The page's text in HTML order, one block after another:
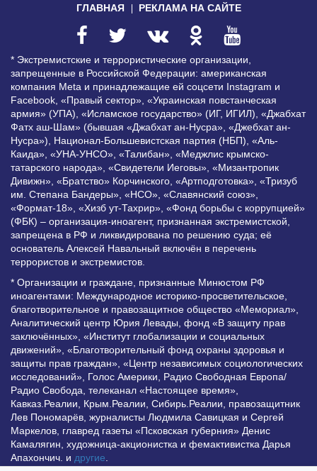
ГЛАВНАЯ РЕКЛАМА НА САЙТЕ
* Экстремистские и террористические организации,
запрещенные в Российской Федерации: американская
компания Meta и принадлежащие ей соцсети Instagram и
Facebook, «Правый сектор», «Украинская повстанческая
армия» (УПА), «Исламское государство» (ИГ, ИГИЛ), «Джабхат
Фатх аш-Шам» (бывшая «Джабхат ан-Нусра», «Джебхат ан-
Нусра»), Национал-Большевистская партия (НБП), «Аль-
Каида», «УНА-УНСО», «Талибан», «Меджлис крымско-
татарского народа», «Свидетели Иеговы», «Мизантропик
Дивижн», «Братство» Корчинского, «Артподготовка», «Тризуб
им. Степана Бандеры», «НСО», «Славянский союз»,
«Формат-18», «Хизб ут-Тахрир», «Фонд борьбы с коррупцией»
(ФБК) – организация-иноагент, признанная экстремистской,
запрещена в РФ и ликвидирована по решению суда; её
основатель Алексей Навальный включён в перечень
террористов и экстремистов.
* Организации и граждане, признанные Минюстом РФ
иноагентами: Международное историко-просветительское,
благотворительное и правозащитное общество «Мемориал»,
Аналитический центр Юрия Левады, фонд «В защиту прав
заключённых», «Институт глобализации и социальных
движений», «Благотворительный фонд охраны здоровья и
защиты прав граждан», «Центр независимых социологических
исследований», Голос Америки, Радио Свободная Европа/
Радио Свобода, телеканал «Настоящее время»,
Кавказ.Реалии, Крым.Реалии, Сибирь.Реалии, правозащитник
Лев Пономарёв, журналисты Людмила Савицкая и Сергей
Маркелов, главред газеты «Псковская губерния» Денис
Камалягин, художница-акционистка и фемактивистка Дарья
Апахончич. и другие.